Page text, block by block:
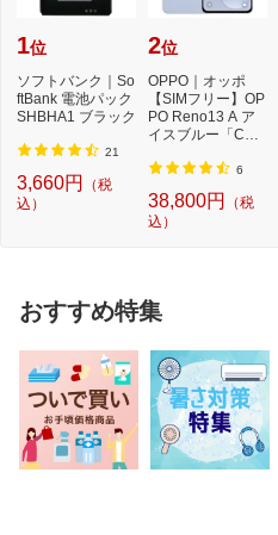
1位
ソフトバンク｜So
ftBank 電池パック
SHBHA1 ブラック
21
3,660円
（税
込）
2位
OPPO｜オッポ
【SIMフリー】OP
PO Reno13 A ア
イスブルー「CPH
m Snapdr...
6
38,800円
（税
込）
おすすめ特集